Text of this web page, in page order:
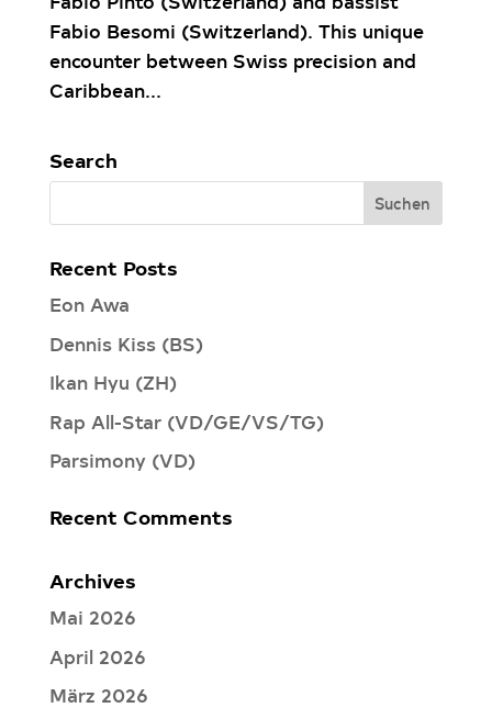
Fabio Besomi (Switzerland). This unique
encounter between Swiss precision and
Caribbean...
Search
Recent Posts
Eon Awa
Dennis Kiss (BS)
Ikan Hyu (ZH)
Rap All-Star (VD/GE/VS/TG)
Parsimony (VD)
Recent Comments
Archives
Mai 2026
April 2026
März 2026